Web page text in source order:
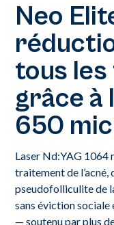
Neo
tous les
grâce à
650
Laser Nd:YAG 1064
traitement de l’acné,
pseudofolliculite de
sans éviction
— soutenu par plus